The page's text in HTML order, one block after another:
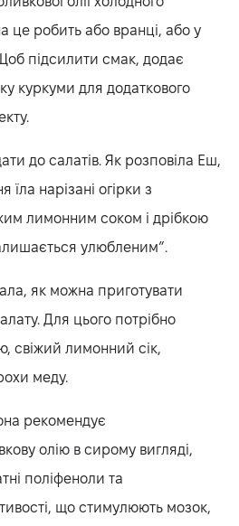
це робить або вранці, або у
підсилити смак, додає
куркуми для додаткового
до салатів. Як розповіла Еш,
їла нарізані огірки з
лимонним соком і дрібкою
улюбленим”.
як можна приготувати
Для цього потрібно
свіжий лимонний сік,
меду.
рекомендує
олію в сирому вигляді,
поліфеноли та
що стимулюють мозок,